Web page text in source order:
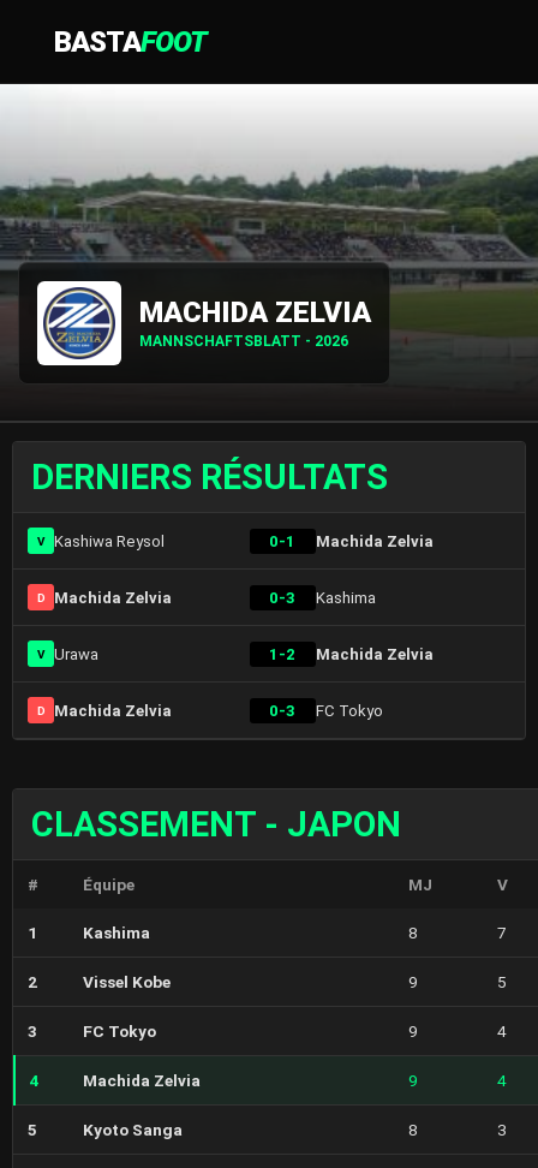
BASTAFOOT
MACHIDA ZELVIA
MANNSCHAFTSBLATT - 2026
DERNIERS RÉSULTATS
V Kashiwa Reysol 0-1 Machida Zelvia
D Machida Zelvia 0-3 Kashima
V Urawa 1-2 Machida Zelvia
D Machida Zelvia 0-3 FC Tokyo
CLASSEMENT - JAPON
# Équipe MJ V
1 Kashima 8 7
2 Vissel Kobe 9 5
3 FC Tokyo 9 4
4 Machida Zelvia 9 4
5 Kyoto Sanga 8 3